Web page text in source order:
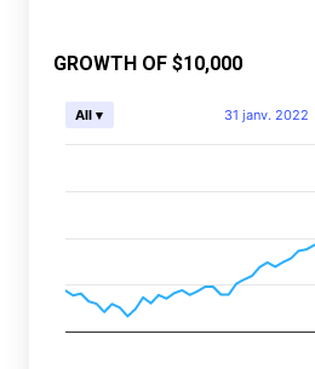
GROWTH OF $10,000
Chart
View as data table, Chart
The chart has 2 X axes
The chart has 2 Y axes
31 janv. 2022
All ▾